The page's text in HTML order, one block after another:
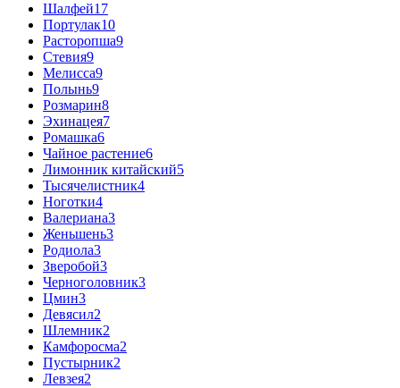
Шалфей17
Портулак10
Расторопша9
Стевия9
Мелисса9
Полынь9
Розмарин8
Эхинацея7
Ромашка6
Чайное растение6
Лимонник китайский5
Тысячелистник4
Ноготки4
Валериана3
Женьшень3
Родиола3
Зверобой3
Черноголовник3
Цмин3
Девясил2
Шлемник2
Камфоросма2
Пустырник2
Левзея2